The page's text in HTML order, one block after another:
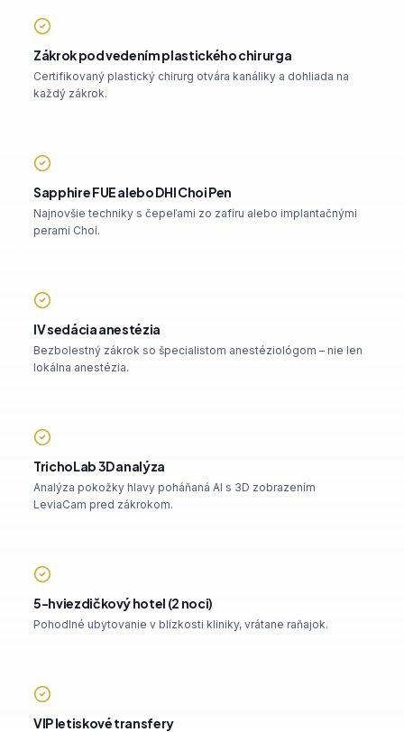
Zákrok pod vedením plastického chirurga
Certifikovaný plastický chirurg otvára kanáliky a dohliada na
každý zákrok.
Sapphire FUE alebo DHI Choi Pen
Najnovšie techniky s čepeľami zo zafíru alebo implantačnými
perami Choi.
IV sedácia anestézia
Bezbolestný zákrok so špecialistom anestéziológom – nie len
lokálna anestézia.
TrichoLab 3D analýza
Analýza pokožky hlavy poháňaná AI s 3D zobrazením
LeviaCam pred zákrokom.
5-hviezdičkový hotel (2 noci)
Pohodlné ubytovanie v blízkosti kliniky, vrátane raňajok.
VIP letiskové transfery